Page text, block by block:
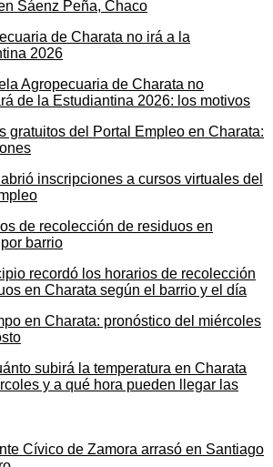
Sáenz Peña, Chaco
Agropecuaria de Charata no
de la Estudiantina 2026: los motivos
inscripciones a cursos virtuales del
recordó los horarios de recolección
en Charata según el barrio y el día
subirá la temperatura en Charata
y a qué hora pueden llegar las